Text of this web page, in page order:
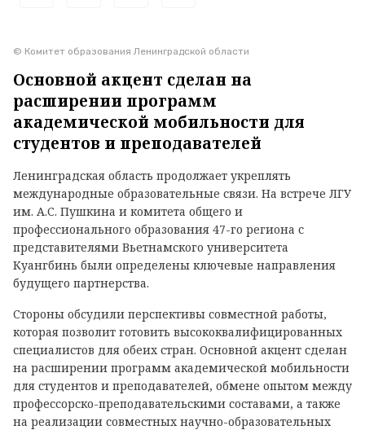
© Комитет образования Ленинградской области
Основной акцент сделан на
расширении программ
академической мобильности для
студентов и преподавателей
Ленинградская область продолжает укреплять
международные образовательные связи. На встрече ЛГУ
им. А.С. Пушкина и комитета общего и
профессионального образования 47-го региона с
представителями Вьетнамского университета
Куангбинь были определены ключевые направления
будущего партнерства.
Стороны обсудили перспективы совместной работы,
которая позволит готовить высококвалифицированных
специалистов для обеих стран. Основной акцент сделан
на расширении программ академической мобильности
для студентов и преподавателей, обмене опытом между
профессорско-преподавательскими составами, а также
на реализации совместных научно-образовательных